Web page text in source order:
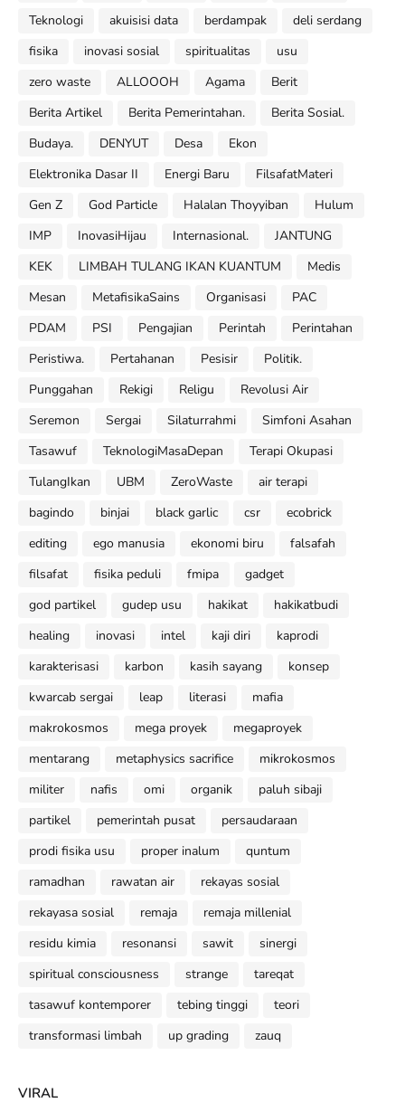
Teknologi
akuisisi data berdampak
deli serdang
fisika
inovasi sosial spiritualitas
usu
zero waste
ALLOOOH Agama
Berit
Berita Artikel
Berita Pemerintahan.
Berita Sosial.
Budaya.
DENYUT Desa
Ekon
Elektronika Dasar II
Energi Baru
FilsafatMateri
Gen Z
God Particle Halalan Thoyyiban
Hulum
IMP
InovasiHijau Internasional.
JANTUNG
KEK
LIMBAH TULANG IKAN KUANTUM
Medis
Mesan
MetafisikaSains Organisasi
PAC
PDAM
PSI Pengajian Perintah
Perintahan
Peristiwa.
Pertahanan Pesisir
Politik.
Punggahan
Rekigi Religu
Revolusi Air
Seremon
Sergai Silaturrahmi
Simfoni Asahan
Tasawuf
TeknologiMasaDepan
Terapi Okupasi
TulangIkan
UBM ZeroWaste
air terapi
bagindo
binjai black garlic csr
ecobrick
editing
ego manusia ekonomi biru
falsafah
filsafat
fisika peduli fmipa
gadget
god partikel
gudep usu hakikat
hakikatbudi
healing
inovasi intel kaji diri
kaprodi
karakterisasi
karbon kasih sayang
konsep
kwarcab sergai
leap literasi
mafia
makrokosmos
mega proyek
megaproyek
mentarang
metaphysics sacrifice
mikrokosmos
militer
nafis omi organik
paluh sibaji
partikel
pemerintah pusat
persaudaraan
prodi fisika usu
proper inalum
quntum
ramadhan
rawatan air
rekayas sosial
rekayasa sosial
remaja
remaja millenial
residu kimia
resonansi sawit
sinergi
spiritual consciousness
strange
tareqat
tasawuf kontemporer
tebing tinggi
teori
transformasi limbah
up grading zauq
VIRAL